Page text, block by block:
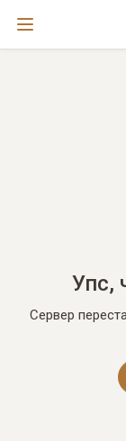
Упс,
Сервер